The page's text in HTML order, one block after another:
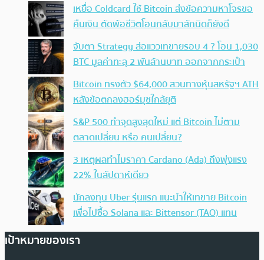
เหยื่อ Coldcard ใช้ Bitcoin ส่งข้อความหาโจรขอ
คืนเงิน ตัดพ้อชีวิตโอนกลับมาสักนิดก็ยังดี
จับตา Strategy ส่อแววเทขายรอบ 4 ? โอน 1,030
BTC มูลค่าทะลุ 2 พันล้านบาท ออกจากกระเป๋า
Bitcoin ทรงตัว $64,000 สวนทางหุ้นสหรัฐฯ ATH
หลังข้อตกลงฮอร์มุซใกล้ยุติ
S&P 500 ทำจุดสูงสุดใหม่ แต่ Bitcoin ไม่ตาม
ตลาดเปลี่ยน หรือ คนเปลี่ยน?
3 เหตุผลทำไมราคา Cardano (Ada) ถึงพุ่งแรง
22% ในสัปดาห์เดียว
นักลงทุน Uber รุ่นแรก แนะนำให้เทขาย Bitcoin
เพื่อไปซื้อ Solana และ Bittensor (TAO) แทน
เป้าหมายของเรา